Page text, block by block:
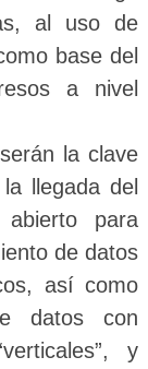
al uso de
base del
a nivel
la clave
llegada del
para
de datos
así como
datos con
y